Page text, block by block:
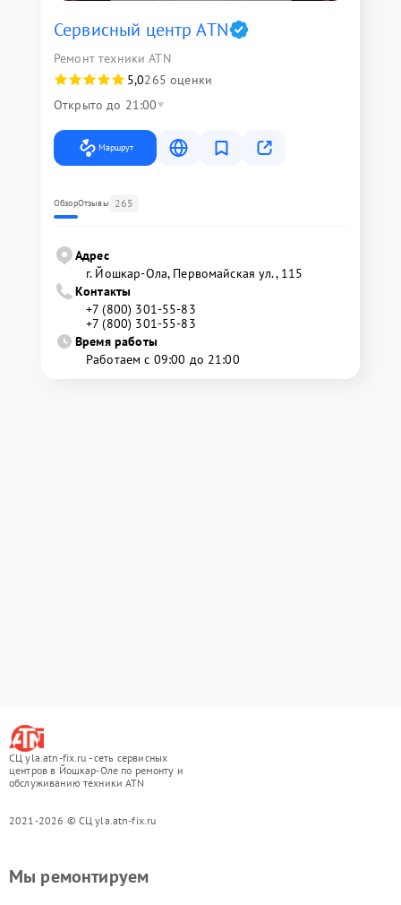
Сервисный центр ATN
Ремонт техники ATN
5,0265 оценки
Открыто до 21:00
Маршрут
ОбзорОтзывы 265
Адрес
г. Йошкар-Ола, Первомайская ул., 115
Контакты
+7 (800) 301-55-83
+7 (800) 301-55-83
Время работы
Работаем с 09:00 до 21:00
СЦ yla.atn-fix.ru - сеть сервисных
центров в Йошкар-Оле по ремонту и
обслуживанию техники ATN
2021-2026 © СЦ yla.atn-fix.ru
Мы ремонтируем